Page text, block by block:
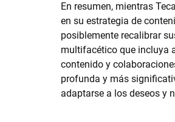
En resumen, mientras
en su estrategia de
posiblemente recalibrar
multifacético que incluya
contenido y
profunda y más
adaptarse a los deseos y